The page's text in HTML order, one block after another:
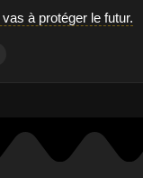
à protéger le futur.